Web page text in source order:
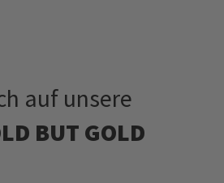
auf unsere
BUT GOLD